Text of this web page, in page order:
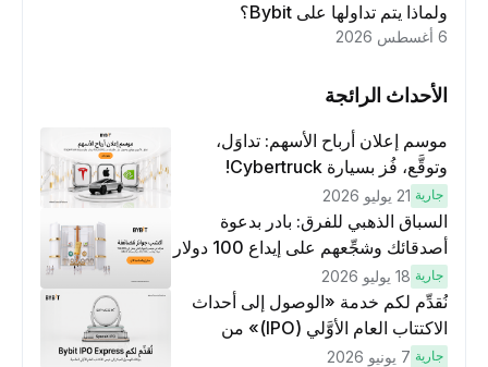
ولماذا يتم تداولها على Bybit؟
الأحداث الرائجة
موسم إعلان أرباح الأسهم: تداوَل،
وتوقَّع، فُز بسيارة Cybertruck!
جارية 21 يوليو 2026
السباق الذهبي للفرق: بادر بدعوة
أصدقائك وشجِّعهم على إيداع 100 دولار
لكسَب مكافآت مُضاعَفة
جارية 18 يوليو 2026
نُقدِّم لكم خدمة «الوصول إلى أحداث
الاكتتاب العام الأوَّلي (IPO)» من
Bybit، بوابتك للوصول المبكر إلى فرص
جارية 7 يونيو 2026